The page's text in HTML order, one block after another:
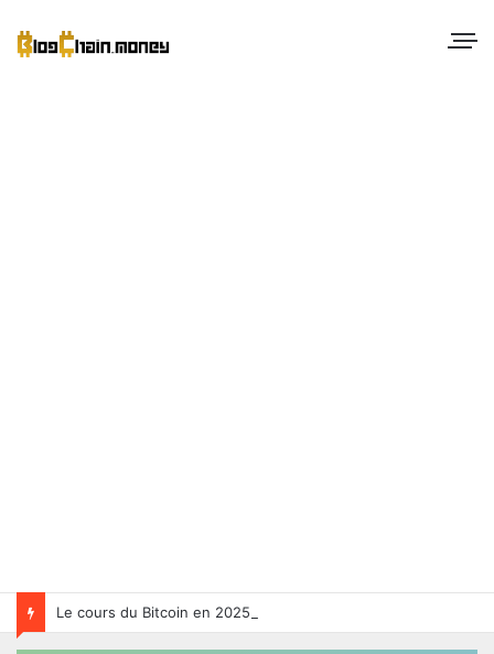
Le cours du Bitcoin en 2025